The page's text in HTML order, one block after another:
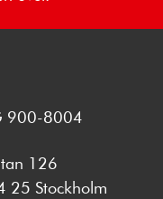
900-8004
126
25 Stockholm